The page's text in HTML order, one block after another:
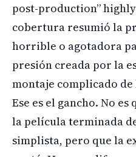
post-production”
cobertura resumió la
horrible o agotadora
presión creada por la
montaje complicado
Ese es el gancho. No es
la película terminada
simplista, pero que la